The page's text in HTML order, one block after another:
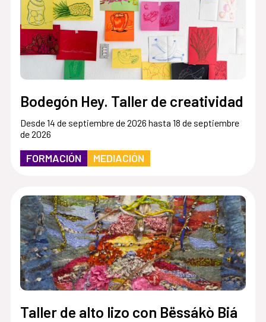
Bodegón Hey. Taller de creatividad
Desde 14 de septiembre de 2026 hasta 18 de septiembre
de 2026
FORMACIÓN MEDIACIÓN
Taller de alto lizo con Bëssákò Biá